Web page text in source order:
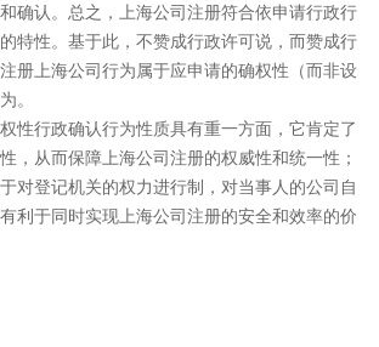
确认。总之，上海公司注册符合依申请行政行
特性。基于此，不赞成行政许可说，而赞成行
册上海公司行为属于应申请的确权性（而非设
。
性行政确认行为性质具有重一方面，它肯定了
，从而保障上海公司注册的权威性和统一性；
对登记机关的权力进行制，对当事人的公司自
利于同时实现上海公司注册的安全和效率的价